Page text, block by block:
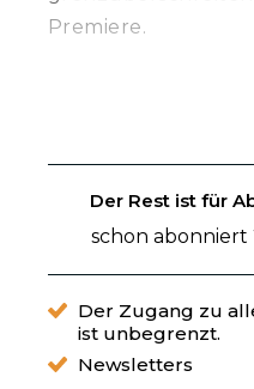
Premiere.
Der Rest ist für
schon abonniert
Der Zugang zu
ist unbegrenzt.
Newsletters